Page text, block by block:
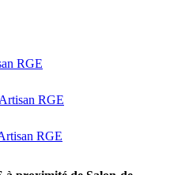
RGE
Artisan RGE
RGE